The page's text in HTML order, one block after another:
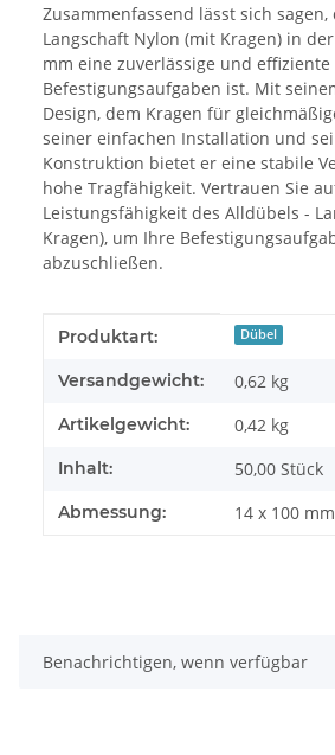
Zusammenfassend lässt sich
Langschaft Nylon (mit Kragen) in
mm eine zuverlässige und
Befestigungsaufgaben ist. Mit
Design, dem Kragen für
seiner einfachen Installation und
Konstruktion bietet er eine stabile
hohe Tragfähigkeit. Vertrauen Sie
Leistungsfähigkeit des Alldübels -
Kragen), um Ihre
abzuschließen.
Produkteigenschaft
Wert
Produktart: Dübel
Versandgewicht: 0,62 kg
Artikelgewicht: 0,42 kg
Inhalt: 50,00 Stück
Abmessung: 14 x 100 mm
Benachrichtigen, wenn verfügbar